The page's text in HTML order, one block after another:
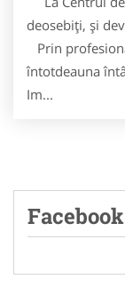
deosebiţi, şi
Prin
întotdeauna
Im...
Facebook